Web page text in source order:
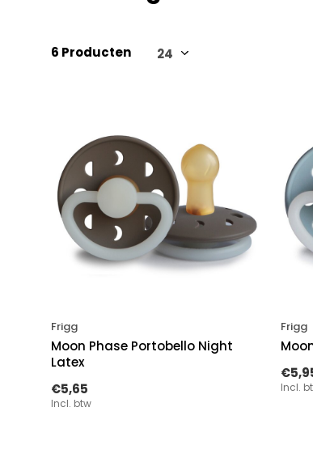
6 Producten
Frigg
Moon Phase Portobello Night
Latex
€5,65
Incl. btw
Frigg
Incl.